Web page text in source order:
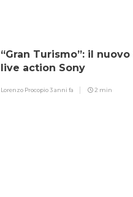
“Gran Turismo”: il
live action Sony
Lorenzo Procopio3 anni fa 2 min